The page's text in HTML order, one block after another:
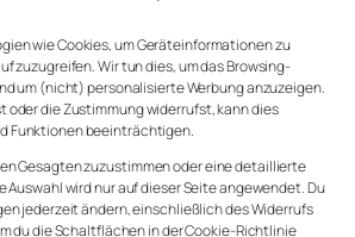
wie Cookies, um Geräteinformationen zu
zuzugreifen. Wir tun dies, um das Browsing-
um (nicht) personalisierte Werbung anzuzeigen.
oder die Zustimmung widerrufst, kann dies
Funktionen beeinträchtigen.
Gesagten zuzustimmen oder eine detaillierte
Auswahl wird nur auf dieser Seite angewendet. Du
jederzeit ändern, einschließlich des Widerrufs
du die Schaltflächen in der Cookie-Richtlinie
Patentrezept für Höchstleistung,
jedes Team können die
aussehen. Um die
bemühen sich die E-
Erfahrung?